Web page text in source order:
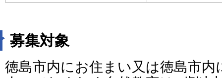
募集対象
徳島市内にお住まい又は徳島市